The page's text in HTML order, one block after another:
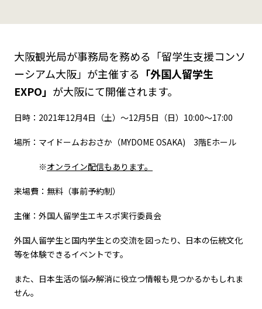
大阪観光局が事務局を務める「留学生支援コンソ
ーシアム大阪」が主催する 「外国人留学生
EXPO」 が大阪にて開催されます。
日時：2021年12月4日（土）～12月5日（日）10:00～17:00
場所：マイドームおおさか（MYDOME OSAKA) 3階Eホール
※オンライン配信もあります。
来場費：無料（事前予約制）
主催：外国人留学生エキスポ実行委員会
外国人留学生と国内学生との交流を図ったり、日本の伝統文化
等を体験できるイベントです。
また、日本生活の悩み解消に役立つ情報も見つかるかもしれま
せん。